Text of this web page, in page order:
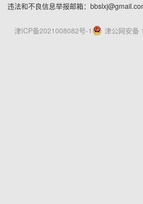
违法和不良信息举报邮箱：
津公网安备
津ICP备2021008082号-1